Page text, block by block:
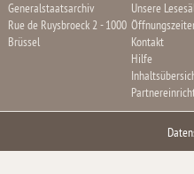
Generalstaatsarchiv
Rue de Ruysbroeck 2 - 1000
Brüssel
Unsere
Kontakt
Hilfe